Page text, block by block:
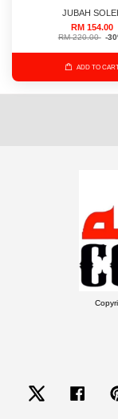
JUBAH
RM 154.00
RM 220.00 -
ADD TO
Twitter